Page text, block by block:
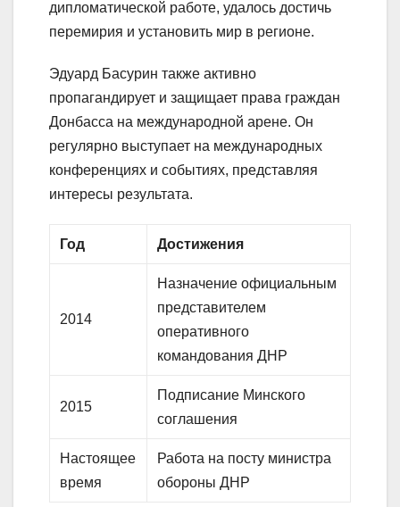
дипломатической работе, удалось достичь
перемирия и установить мир в регионе.
Эдуард Басурин также активно
пропагандирует и защищает права граждан
Донбасса на международной арене. Он
регулярно выступает на международных
конференциях и событиях, представляя
интересы результата.
Год Достижения
2014
Назначение официальным
представителем
оперативного
командования ДНР
2015
Подписание Минского
соглашения
Настоящее
время
Работа на посту министра
обороны ДНР